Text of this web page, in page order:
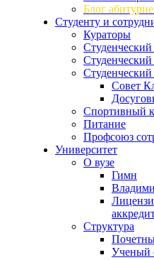
Блог
Студенту и
Кураторы
Совет
Спортивный
Питание
Профсоюз
Университет
О вузе
Гимн
Структура
Ученый